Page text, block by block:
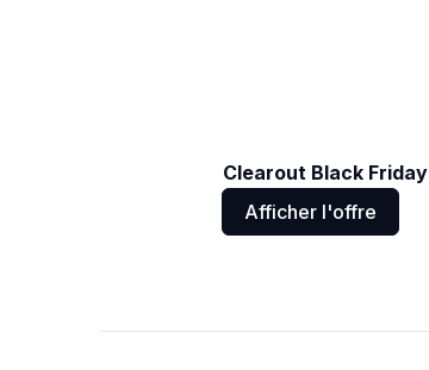
Clearout Black Friday
Afficher l'offre